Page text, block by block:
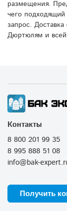
размещения.
чего
запрос.
Дюртюлям и
Контакты
8 800 201 99 35
8 995 888 51 08
info@bak-
Получить